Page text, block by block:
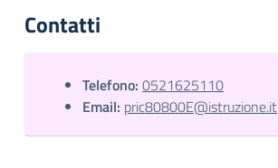
Contatti
Telefono: 0521625110
Email: pric80800E@istruzione.it